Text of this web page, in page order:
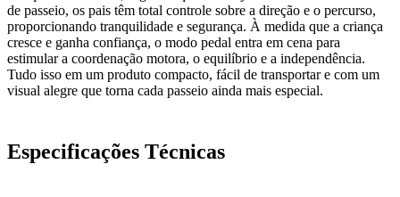
de passeio, os pais têm total controle sobre a direção e o percurso,
proporcionando tranquilidade e segurança. À medida que a criança
cresce e ganha confiança, o modo pedal entra em cena para
estimular a coordenação motora, o equilíbrio e a independência.
Tudo isso em um produto compacto, fácil de transportar e com um
visual alegre que torna cada passeio ainda mais especial.
Especificações Técnicas